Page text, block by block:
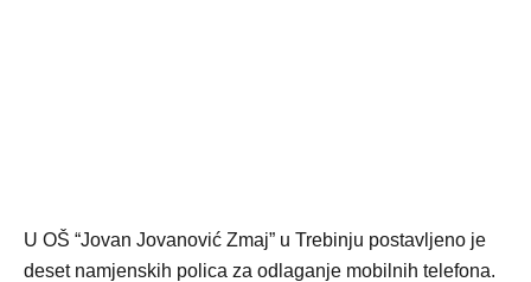
U OŠ “Jovan Jovanović Zmaj” u Trebinju postavljeno je
deset namjenskih polica za odlaganje mobilnih telefona.